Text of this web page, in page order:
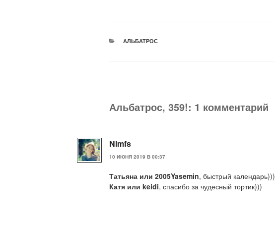
РУБРИКИ
АЛЬБАТРОС
Альбатрос, 359!: 1 комментарий
Nimfs
10 ИЮНЯ 2019 В 00:37
Татьяна или 2005Yasemin, быстрый календарь)))
Катя или keidi, спасибо за чудесный тортик)))